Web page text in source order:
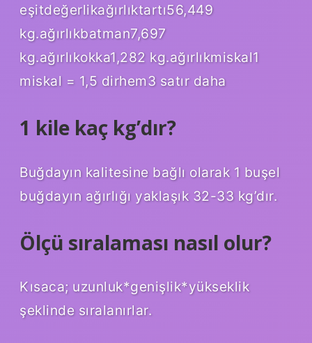
eşitdeğerlikağırlıktartı56,449
kg.ağırlıkbatman7,697
kg.ağırlıkokka1,282 kg.ağırlıkmiskal1
miskal = 1,5 dirhem3 satır daha
1 kile kaç kg’dır?
Buğdayın kalitesine bağlı olarak 1 buşel
buğdayın ağırlığı yaklaşık 32-33 kg’dır.
Ölçü sıralaması nasıl olur?
Kısaca; uzunluk*genişlik*yükseklik
şeklinde sıralanırlar.